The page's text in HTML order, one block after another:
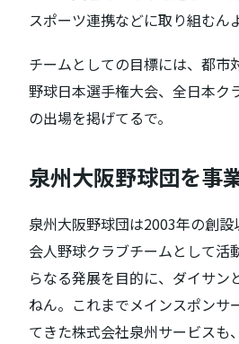
スポーツ連携などに取り組むん
チームとしての目標には、都市
野球日本選手権大会、全日本ク
の出場を掲げてるで。
泉州大阪野球団を事
泉州大阪野球団は2003年の創
会人野球クラブチームとして活
らなる発展を目的に、ダイサン
ねん。これまでメインスポンサ
てきた株式会社泉州サービスも